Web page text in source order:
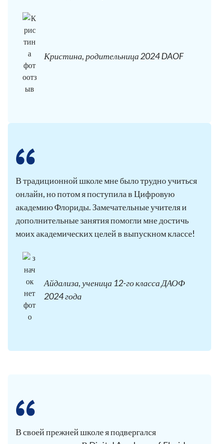
Кристина, родительница 2024 DAOF
В традиционной школе мне было трудно учиться
онлайн, но потом я поступила в Цифровую
академию Флориды. Замечательные учителя и
дополнительные занятия помогли мне достичь
моих академических целей в выпускном классе!
Айдализа, ученица 12-го класса ДАОФ
2024 года
В своей прежней школе я подвергался